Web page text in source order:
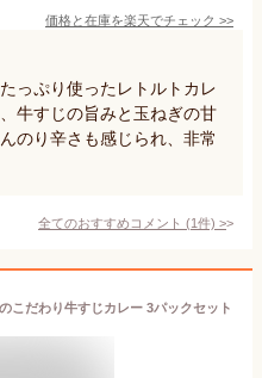
価格と在庫を楽天でチェック >>
っぷり使ったレトルトカレ
牛すじの旨みと玉ねぎの甘
のり辛さも感じられ、非常
全てのおすすめコメント (1件) >
こだわり牛すじカレー 3パックセット